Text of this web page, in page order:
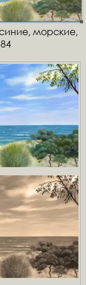
морские,